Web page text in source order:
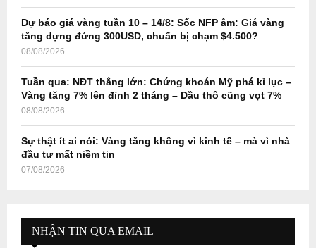
Dự báo giá vàng tuần 10 – 14/8: Sốc NFP âm: Giá vàng
tăng dựng đứng 300USD, chuẩn bị chạm $4.500?
08/08/2026
Tuần qua: NĐT thắng lớn: Chứng khoán Mỹ phá kỉ lục –
Vàng tăng 7% lên đỉnh 2 tháng – Dầu thô cũng vọt 7%
08/08/2026
Sự thật ít ai nói: Vàng tăng không vì kinh tế – mà vì nhà
đầu tư mất niềm tin
07/08/2026
NHẬN TIN QUA EMAIL